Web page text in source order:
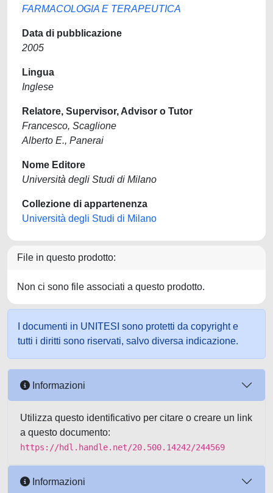
FARMACOLOGIA E TERAPEUTICA
Data di pubblicazione
2005
Lingua
Inglese
Relatore, Supervisor, Advisor o Tutor
Francesco, Scaglione
Alberto E., Panerai
Nome Editore
Università degli Studi di Milano
Collezione di appartenenza
Università degli Studi di Milano
File in questo prodotto:
Non ci sono file associati a questo prodotto.
I documenti in UNITESI sono protetti da copyright e
tutti i diritti sono riservati, salvo diversa indicazione.
Informazioni
Utilizza questo identificativo per citare o creare un link
a questo documento:
https://hdl.handle.net/20.500.14242/244569
Informazioni